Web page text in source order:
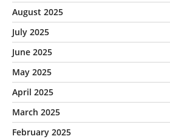
August 2025
July 2025
June 2025
May 2025
April 2025
March 2025
February 2025